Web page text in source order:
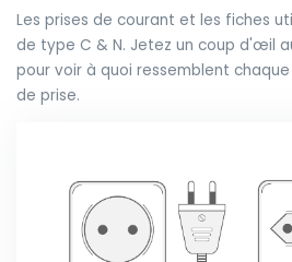
Les prises de courant et les fiches
de type C & N. Jetez un coup d'œil
pour voir à quoi ressemblent
de prise.